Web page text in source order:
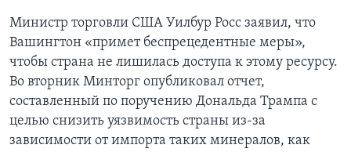
Министр торговли США Уилбур Росс заявил, что
Вашингтон «примет беспрецедентные меры»,
чтобы страна не лишилась доступа к этому ресурсу.
Во вторник Минторг опубликовал отчет,
составленный по поручению Дональда Трампа с
целью снизить уязвимость страны из-за
зависимости от импорта таких минералов, как